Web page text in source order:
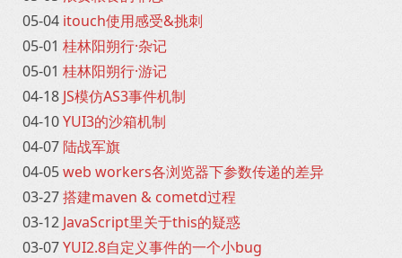
05-04 itouch使用感受&挑刺
05-01 桂林阳朔行·杂记
05-01 桂林阳朔行·游记
04-18 JS模仿AS3事件机制
04-10YUI3的沙箱机制
04-07 陆战军旗
04-05web workers各浏览器下参数传递的差异
03-27搭建maven & cometd过程
03-12 JavaScript里关于this的疑惑
03-07YUI2.8自定义事件的一个小bug